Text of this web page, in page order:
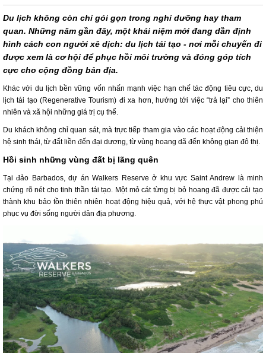
Du lịch không còn chỉ gói gọn trong nghỉ dưỡng hay tham
quan. Những năm gần đây, một khái niệm mới đang dần định
hình cách con người xê dịch: du lịch tái tạo - nơi mỗi chuyến đi
được xem là cơ hội để phục hồi môi trường và đóng góp tích
cực cho cộng đồng bản địa.
Khác với du lịch bền vững vốn nhấn mạnh việc hạn chế tác động tiêu cực, du
lịch tái tạo (Regenerative Tourism) đi xa hơn, hướng tới việc “trả lại” cho thiên
nhiên và xã hội những giá trị cụ thể.
Du khách không chỉ quan sát, mà trực tiếp tham gia vào các hoạt động cải thiện
hệ sinh thái, từ đất liền đến đại dương, từ vùng hoang dã đến không gian đô thị.
Hồi sinh những vùng đất bị lãng quên
Tại đảo Barbados, dự án Walkers Reserve ở khu vực Saint Andrew là minh
chứng rõ nét cho tinh thần tái tạo. Một mỏ cát từng bị bỏ hoang đã được cải tạo
thành khu bảo tồn thiên nhiên hoạt động hiệu quả, với hệ thực vật phong phú
phục vụ đời sống người dân địa phương.